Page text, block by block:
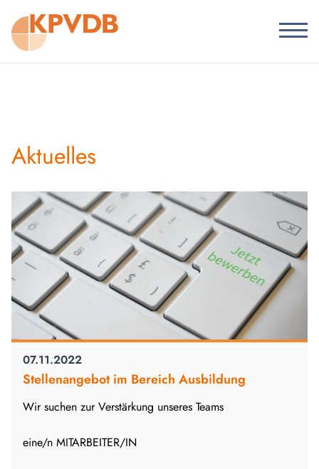
Aktuelles
07.11.2022
Stellenangebot im Bereich Ausbildung
Wir suchen zur Verstärkung unseres Teams
eine/n MITARBEITER/IN